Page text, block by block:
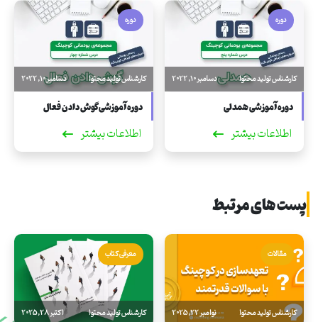
دوره
کارشناس تولید محتوا دسامبر 10, 2022
دوره آموزشی همدلی
اطلاعات بیشتر
دوره
کارشناس تولید محتوا دسامبر 10, 2022
دوره آموزشی گوش دادن فعال
اطلاعات بیشتر
پست های مرتبط
مقالات
کارشناس تولید محتوا نوامبر 22, 2025
معرفی کتاب
کارشناس تولید محتوا اکتبر 28, 2025